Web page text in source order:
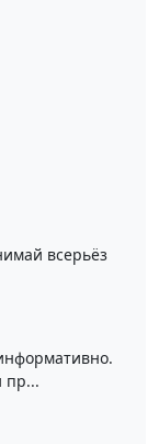
всерьёз
пр...